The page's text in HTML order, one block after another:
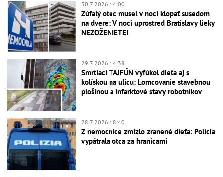
30.7.2026 14:00
Zúfalý otec musel v noci klopať susedom
na dvere: V noci uprostred Bratislavy lieky
NEZOŽENIETE!
29.7.2026 14:38
Smrtiaci TAJFÚN vyfúkol dieťa aj s
kolískou na ulicu: Lomcovanie stavebnou
plošinou a infarktové stavy robotníkov
28.7.2026 18:40
Z nemocnice zmizlo zranené dieťa: Polícia
vypátrala otca za hranicami